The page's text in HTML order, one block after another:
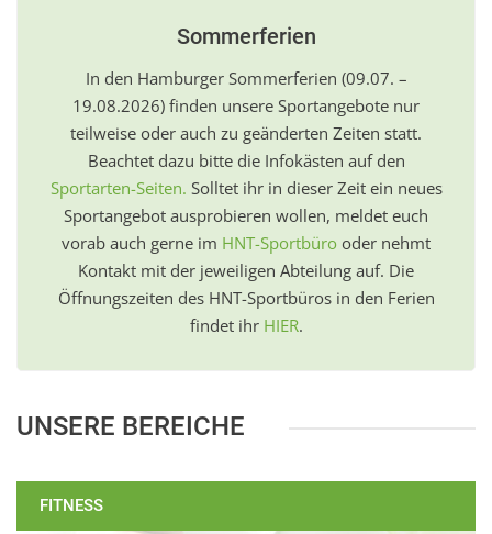
Sommerferien
In den Hamburger Sommerferien (09.07. –
19.08.2026) finden unsere Sportangebote nur
teilweise oder auch zu geänderten Zeiten statt.
Beachtet dazu bitte die Infokästen auf den
Sportarten-Seiten. Solltet ihr in dieser Zeit ein neues
Sportangebot ausprobieren wollen, meldet euch
vorab auch gerne im HNT-Sportbüro oder nehmt
Kontakt mit der jeweiligen Abteilung auf. Die
Öffnungszeiten des HNT-Sportbüros in den Ferien
findet ihr HIER.
UNSERE BEREICHE
FITNESS